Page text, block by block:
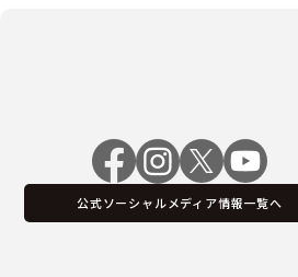
公式ソーシャルメディア情報一覧へ